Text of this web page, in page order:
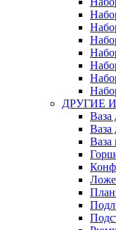
ДРУГИЕ
Ваза
Ваза
Ваза